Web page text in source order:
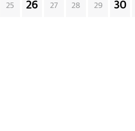
25 26 27 28 29 30